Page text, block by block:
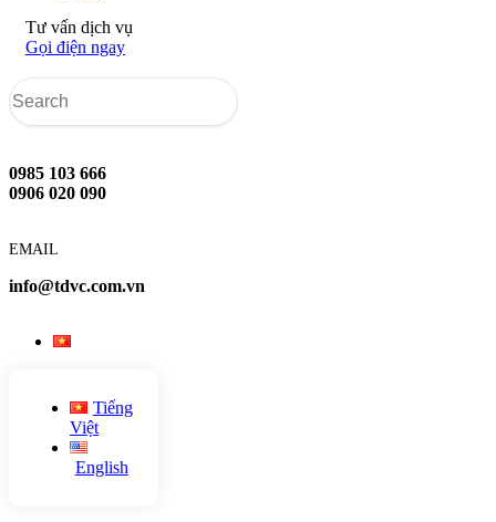
Tư vấn dịch vụ
Gọi điện ngay
0985 103 666
0906 020 090
EMAIL
info@tdvc.com.vn
Tiếng
Việt
English